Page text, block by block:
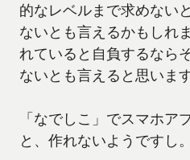
的なレベルまで求めない
ないとも言えるかもしれ
れていると自負するなら
ないとも言えると思います
「なでしこ」でスマホア
と、作れないようですし。